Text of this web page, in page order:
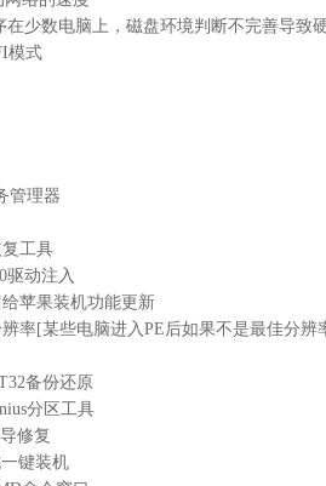
在少数电脑上，磁盘环境判断不完善导致
模式
管理器
工具
驱动注入
苹果装机功能更新
率[某些电脑进入PE后如果不是最佳分辨
备份还原
分区工具
修复
键装机